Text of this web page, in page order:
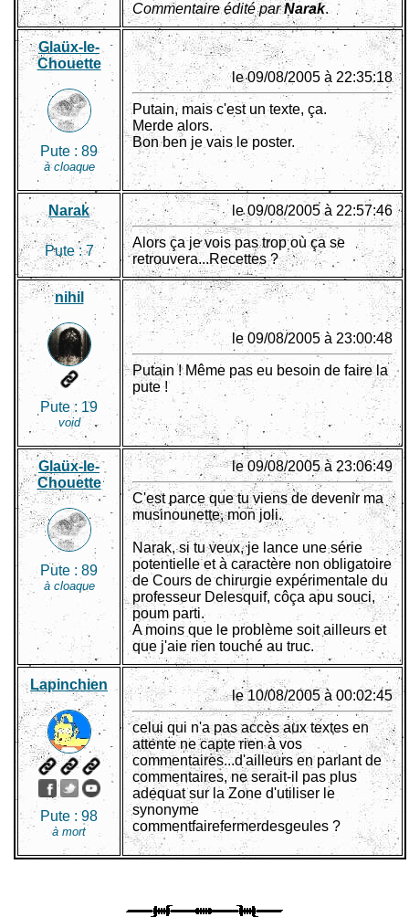
Commentaire édité parNarak.
Glaüx-le-
Chouette
Pute : 89
à cloaque
le 09/08/2005 à 22:35:18
Putain, mais c'est un texte, ça.
Merde alors.
Bon ben je vais le poster.
Narak
Pute :7
le 09/08/2005 à 22:57:46
Alors ça je vois pas trop où ça se
retrouvera...Recettes ?
nihil
Pute : 19
void
le 09/08/2005 à 23:00:48
Putain ! Même pas eu besoin de faire la
pute !
Glaüx-le-
Chouette
Pute : 89
à cloaque
le 09/08/2005 à 23:06:49
C'est parce que tu viens de devenir ma
musinounette, mon joli.
Narak, si tu veux, je lance une série
potentielle et à caractère non obligatoire
de Cours de chirurgie expérimentale du
professeur Delesquif, côça apu souci,
poum parti.
A moins que le problème soit ailleurs et
que j'aie rien touché au truc.
Lapinchien
Pute :98
à mort
le 10/08/2005 à 00:02:45
celui qui n'a pas accès aux textes en
attente ne capte rien à vos
commentaires...d'ailleurs en parlant de
commentaires, ne serait-il pas plus
adequat sur la Zone d'utiliser le
synonyme
commentfairefermerdesgeules ?